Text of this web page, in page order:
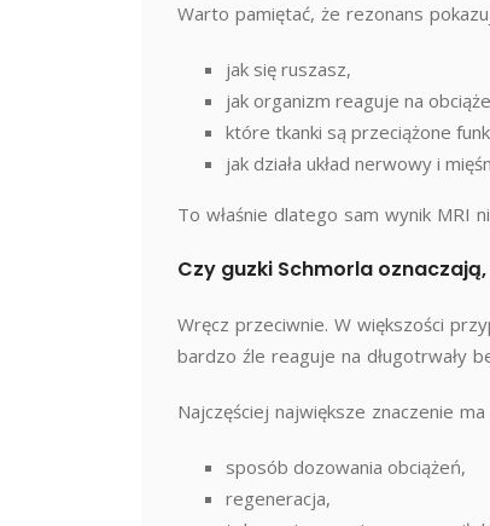
Warto pamiętać, że rezonans
jak się ruszasz,
jak organizm reaguje na
które tkanki są przeciążone
jak działa układ nerwowy i
To właśnie dlatego sam wynik MRI
Czy guzki Schmorla
Wręcz przeciwnie. W większości
bardzo źle reaguje na długotrwały
Najczęściej największe znaczenie
sposób dozowania obciążeń,
regeneracja,